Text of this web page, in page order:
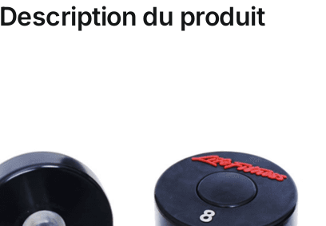
Description du produit